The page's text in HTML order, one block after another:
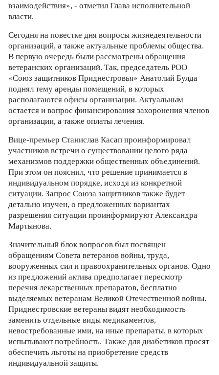
взаимодействия», - отметил Глава исполнительной
власти.
Сегодня на повестке дня вопросы жизнедеятельности
организаций, а также актуальные проблемы общества.
В первую очередь были рассмотрены обращения
ветеранских организаций. Так, председатель РОО
«Союз защитников Приднестровья» Анатолий Булда
поднял тему аренды помещений, в которых
располагаются офисы организации. Актуальным
остается и вопрос финансирования захоронения членов
организации, а также оплаты лечения.
Вице-премьер Станислав Касап проинформировал
участников встречи о существовании целого ряда
механизмов поддержки общественных объединений.
При этом он пояснил, что решение принимается в
индивидуальном порядке, исходя из конкретной
ситуации. Запрос Союза защитников также будет
детально изучен, о предложенных вариантах
разрешения ситуации проинформируют Александра
Мартынова.
Значительный блок вопросов был посвящен
обращениям Совета ветеранов войны, труда,
вооруженных сил и правоохранительных органов. Одно
из предложений актива предполагает пересмотр
перечня лекарственных препаратов, бесплатно
выделяемых ветеранам Великой Отечественной войны.
Приднестровские ветераны видят необходимость
заменить отдельные виды медикаментов,
невостребованные ими, на иные препараты, в которых
испытывают потребность. Также для диабетиков просят
обеспечить льготы на приобретение средств
индивидуальной защиты.